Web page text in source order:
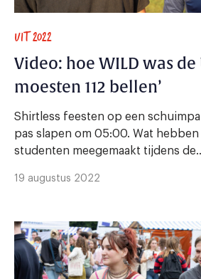
UIT 2022
Video: hoe WILD was de
moesten 112 bellen’
Shirtless feesten op een
pas slapen om 05:00. Wat
studenten meegemaakt tijdens
19 augustus 2022